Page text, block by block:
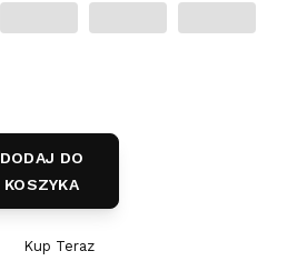
DODAJ DO
KOSZYKA
Kup Teraz